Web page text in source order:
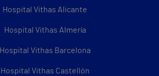
Hospital Vithas Alicante
Hospital Vithas Almería
Hospital Vithas Barcelona
Hospital Vithas Castellón